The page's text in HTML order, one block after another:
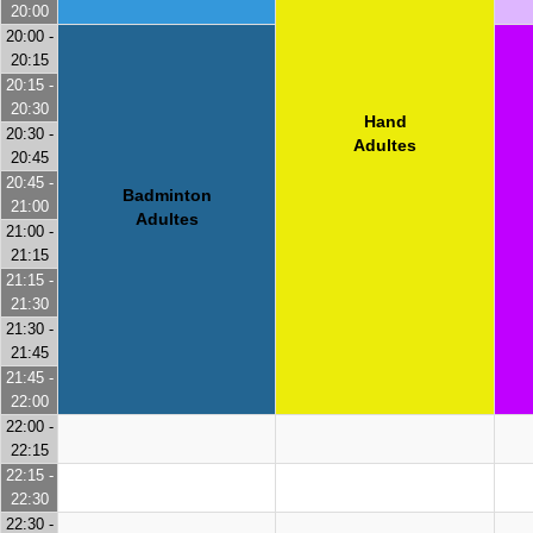
Hand
Adultes
20:00
20:00 -
20:15
Badminton
Adultes
20:15 -
20:30
20:30 -
20:45
20:45 -
21:00
21:00 -
21:15
21:15 -
21:30
21:30 -
21:45
21:45 -
22:00
22:00 -
22:15
22:15 -
22:30
22:30 -